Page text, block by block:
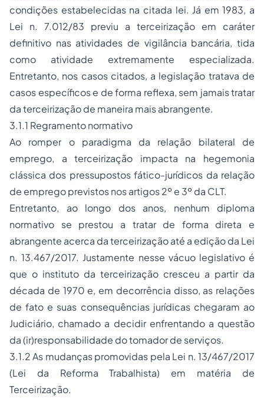
condições estabelecidas na citada lei. Já em 1983, a
Lei n. 7.012/83 previu a terceirização em caráter
definitivo nas atividades de vigilância bancária, tida
como atividade extremamente especializada.
Entretanto, nos casos citados, a legislação tratava de
casos específicos e de forma reflexa, sem jamais tratar
da terceirização de maneira mais abrangente.
3.1.1 Regramento normativo
Ao romper o paradigma da relação bilateral de
emprego, a terceirização impacta na hegemonia
clássica dos pressupostos fático-jurídicos da relação
de emprego previstos nos artigos 2º e 3º da CLT.
Entretanto, ao longo dos anos, nenhum diploma
normativo se prestou a tratar de forma direta e
abrangente acerca da terceirização até a edição da Lei
n. 13.467/2017. Justamente nesse vácuo legislativo é
que o instituto da terceirização cresceu a partir da
década de 1970 e, em decorrência disso, as relações
de fato e suas consequências jurídicas chegaram ao
Judiciário, chamado a decidir enfrentando a questão
da (ir)responsabilidade do tomador de serviços.
3.1.2 As mudanças promovidas pela Lei n. 13/467/2017
(Lei da Reforma Trabalhista) em
matéria de
Terceirização.